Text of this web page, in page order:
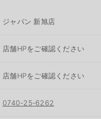
ジャパン 新旭店
店舗HPをご確認ください
店舗HPをご確認ください
0740-25-6262